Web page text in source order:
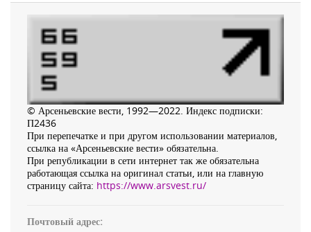
© Арсеньевские вести, 1992—2022. Индекс подписки:
П2436
При перепечатке и при другом использовании материалов,
ссылка на «Арсеньевские вести» обязательна.
При републикации в сети интернет так же обязательна
работающая ссылка на оригинал статьи, или на главную
страницу сайта: https://www.arsvest.ru/
Почтовый адрес: